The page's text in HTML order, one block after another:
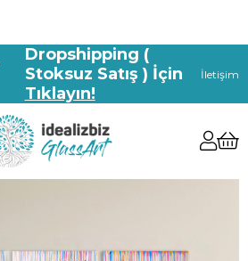
Dropshipping (
Stoksuz Satış ) İçin
Tıklayın!
İletişim